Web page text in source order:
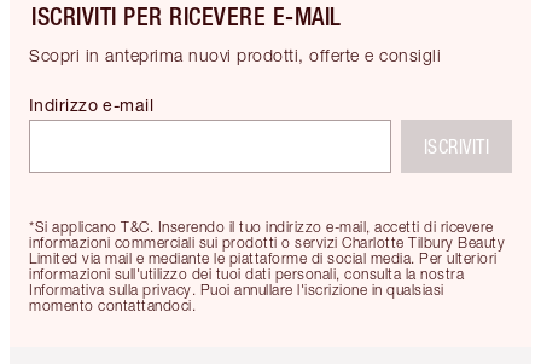
ISCRIVITI PER RICEVERE E-MAIL
Scopri in anteprima nuovi prodotti, offerte e consigli
*Si applicano T&C. Inserendo il tuo indirizzo e-mail, accetti di ricevere
informazioni commerciali sui prodotti o servizi Charlotte Tilbury Beauty
Limited via mail e mediante le piattaforme di social media. Per ulteriori
informazioni sull'utilizzo dei tuoi dati personali, consulta la nostra
Informativa sulla privacy. Puoi annullare l'iscrizione in qualsiasi
momento contattandoci.
Indirizzo e-mail
ISCRIVITI